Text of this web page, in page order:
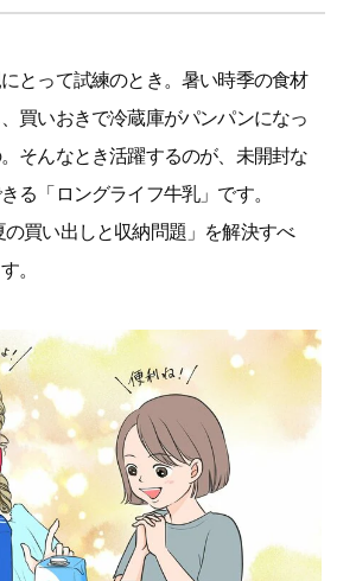
とって試練のとき。暑い時季の食材
買いおきで冷蔵庫がパンパンになっ
そんなとき活躍するのが、未開封な
る「ロングライフ牛乳」です。
の買い出しと収納問題」を解決すべ
。